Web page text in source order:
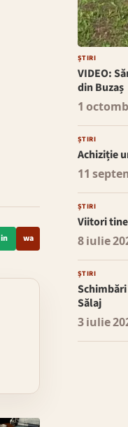
in wa
ȘTIRI
VIDEO:
din Buzaș
1
ȘTIRI
Achiziție
11
ȘTIRI
Viitori
8 iulie
ȘTIRI
Sălaj
3 iulie